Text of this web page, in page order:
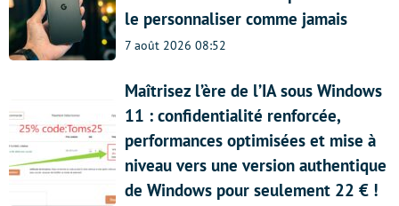
le personnaliser comme jamais
7 août 2026 08:52
Maîtrisez l’ère de l’IA sous Windows
11 : confidentialité renforcée,
performances optimisées et mise à
niveau vers une version authentique
de Windows pour seulement 22 € !